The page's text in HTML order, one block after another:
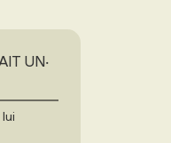
UN‧